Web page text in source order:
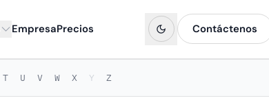
EmpresaPrecios Contáctenos
T U V W X Y Z